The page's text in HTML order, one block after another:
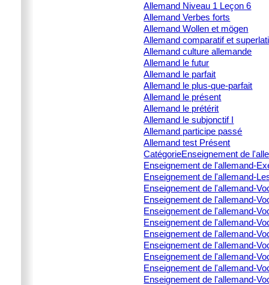
Allemand Niveau 1 Leçon 6
Allemand Verbes forts
Allemand Wollen et mögen
Allemand comparatif et
Allemand culture allemande
Allemand le futur
Allemand le parfait
Allemand le plus-que-parfait
Allemand le présent
Allemand le prétérit
Allemand le subjonctif I
Allemand participe passé
Allemand test Présent
CatégorieEnseignement de
Enseignement de l'allemand-
Enseignement de l'allemand-
Enseignement de l'allemand-
Enseignement de l'allemand-
Enseignement de l'allemand-
Enseignement de l'allemand-
Enseignement de l'allemand-
Enseignement de l'allemand-
Enseignement de l'allemand-
Enseignement de l'allemand-
Enseignement de l'allemand-